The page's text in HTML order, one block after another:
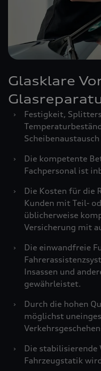
Glasklare
›
Festigkeit,
›
Die kompetente
Fachpersonal ist
›
Die Kosten für die
Kunden mit Teil-
üblicherweise
Versicherung mit
›
Die einwandfreie
Insassen und
gewährleistet.
›
Durch die hohen
möglichst
›
Die stabilisierende
Fahrzeugstatik